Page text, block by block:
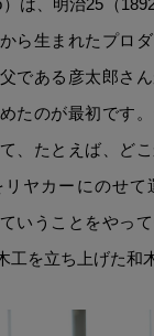
ら生まれたプロ
である彦太郎さ
たのが最初です
、たとえば、ど
ヤカーにのせて
いうことをやって
工を立ち上げた和